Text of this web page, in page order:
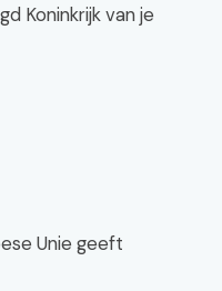
Koninkrijk van je
Unie geeft